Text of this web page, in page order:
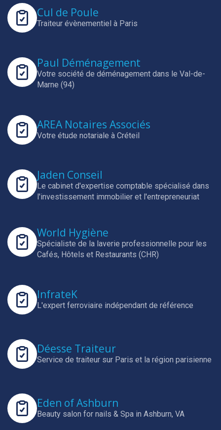
Cul de Poule
Traiteur évènementiel à Paris
Paul Déménagement
Votre société de déménagement dans le Val-de-
Marne (94)
AREA Notaires Associés
Votre étude notariale à Créteil
Jaden Conseil
Le cabinet d'expertise comptable spécialisé dans
l'investissement immobilier et l'entrepreneuriat
World Hygiène
Spécialiste de la laverie professionnelle pour les
Cafés, Hôtels et Restaurants (CHR)
InfrateK
L'expert ferroviaire indépendant de référence
Déesse Traiteur
Service de traiteur sur Paris et la région parisienne
Eden of Ashburn
Beauty salon for nails & Spa in Ashburn, VA